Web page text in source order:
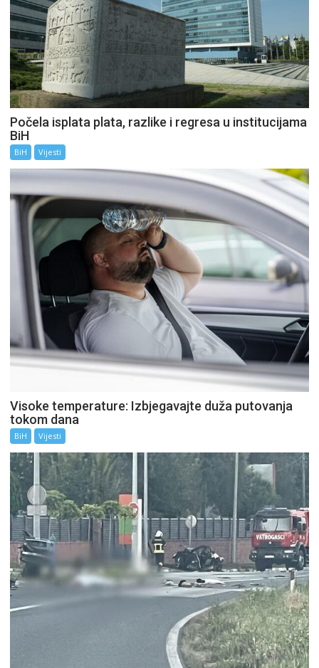
Počela isplata plata, razlike i regresa u institucijama
BiH
BiH Vijesti
Visoke temperature: Izbjegavajte duža putovanja
tokom dana
BiH Vijesti